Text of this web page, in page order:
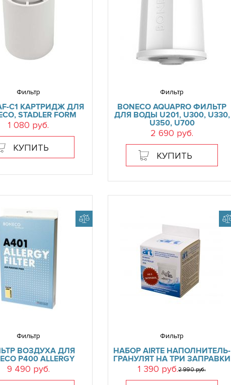
Фильтр
C1 КАРТРИДЖ ДЛЯ
STADLER FORM
1 080 руб.
КУПИТЬ
Фильтр
BONECO AQUAPRO ФИЛЬТР
ДЛЯ ВОДЫ U201, U300, U330,
U350, U700
2 690 руб.
КУПИТЬ
Фильтр
ВОЗДУХА ДЛЯ
P400 ALLERGY
9 490 руб.
Фильтр
НАБОР AIRTE НАПОЛНИТЕЛЬ-
ГРАНУЛЯТ НА ТРИ ЗАПРАВКИ
1 390 руб.2 990 руб.